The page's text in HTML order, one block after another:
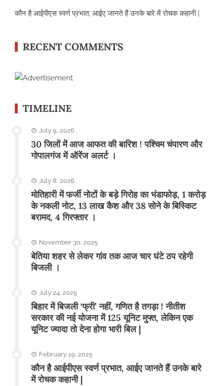
कौन है आईपीएस स्वर्ण प्रभात, आईए जानते हैं उनके बारे में रोचक कहानी |
RECENT COMMENTS
TIMELINE
July 9, 2026
30 जिलों में आज आफत की बारिश ! पश्चिम चंपारण और
गोपालगंज में ऑरेंज अलर्ट ।
July 8, 2026
मोतिहारी में फर्जी नोटों के बड़े गिरोह का भंडाफोड़, 1 करोड़
के नकली नोट, 13 लाख कैश और 38 सोने के बिस्किट
बरामद, 4 गिरफ्तार ।
November 30, 2025
बेतिया शहर से लेकर गांव तक आज चार घंटे ठप रहेगी
बिजली ।
July 24, 2025
बिहार में बिजली ‘फ्री’ नहीं, गणित है तगड़ा ! नीतीश
सरकार की नई योजना में 125 यूनिट मुफ्त, लेकिन एक
यूनिट ज्यादा तो देना होगा भारी बिल |
February 19, 2025
कौन है आईपीएस स्वर्ण प्रभात, आईए जानते हैं उनके बारे
में रोचक कहानी |